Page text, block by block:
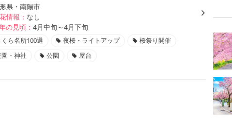
県・南陽市
情報： なし
の見頃： 4月中旬～4月下旬
くら名所100選 夜桜・ライトアップ
桜祭り開催
園・神社
公園 屋台